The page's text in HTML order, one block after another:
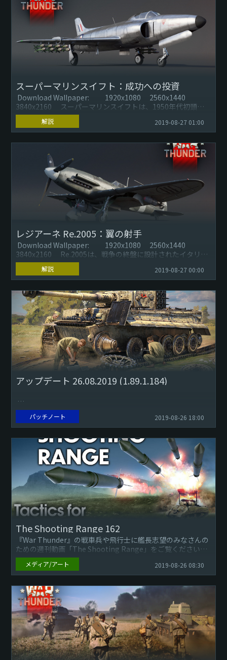
改変行為されたデータを使用したため、395名のユーザーが
『War Thunder』へのアクセス禁止処分となりました。 アク
セス禁止となったユ...
スーパーマリンスイフト：成功への投資
Download Wallpaper: 1920x1080 2560x1440
3840x2160 スーパーマリンスイフトは、1950年代初頭
に、イ...
解説 2019-08-27 01:00
レジアーネ Re.2005：翼の射手
Download Wallpaper: 1920x1080 2560x1440
3840x2160 Re.2005は、戦争の終盤に設計されたイタリ
ア...
解説 2019-08-27 00:00
アップデート 26.08.2019 (1.89.1.184)
最低地上高が減少した時、主車輪がいくつかの地上車両の無
限軌道を貫通していた不具合を修正しました。
敵マーカー機能が、照準の範囲を拡げた時に、十字線内では
なく視界の端...
パッチノート 2019-08-26 18:00
The Shooting Range 162
『War Thunder』の戦車兵や飛行士に艦長志望のみなさんの
ための週刊動画「The Shooting Range」をご覧ください。
今回のエピソードでは、下記についてご...
メディア/アート 2019-08-26 08:30